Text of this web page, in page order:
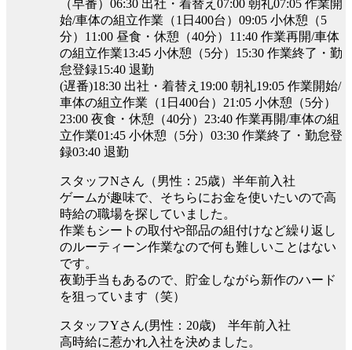
（早番）06:30 出社・着替え07:00 朝礼07:05 作業開
始/車体の組立作業（1日400台）09:05 小休憩（5
分）11:00 昼食・休憩（40分）11:40 作業再開/車体
の組立作業13:45 小休憩（5分）15:30 作業終了・勤
怠登録15:40 退勤
(遅番)18:30 出社・着替え19:00 朝礼19:05 作業開始/
車体の組立作業（1日400台）21:05 小休憩（5分）
23:00 夜食・休憩（40分）23:40 作業再開/車体の組
立作業01:45 小休憩（5分）03:30 作業終了・勤怠登
録03:40 退勤
スタッフNさん（男性：25歳）半年前入社
ゲームが趣味で、そちらにお金を使いたいので高
時給の職場を探していました。
作業もシートの取付や部品の組付けなど繰り返し
のルーティーン作業なので何も難しいことはない
です。
夜勤手当もあるので、貯金しながら新作のハード
を狙っています（笑）
スタッフYさん(男性：20歳) 半年前入社
高時給に惹かれ入社を決めました。